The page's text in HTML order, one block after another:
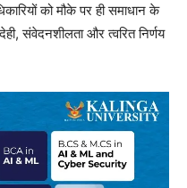
को मौके पर ही समाधान के
संवेदनशीलता और त्वरित निर्णय